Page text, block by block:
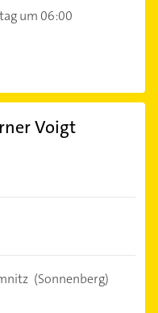
um 06:00
Voigt
(Sonnenberg)